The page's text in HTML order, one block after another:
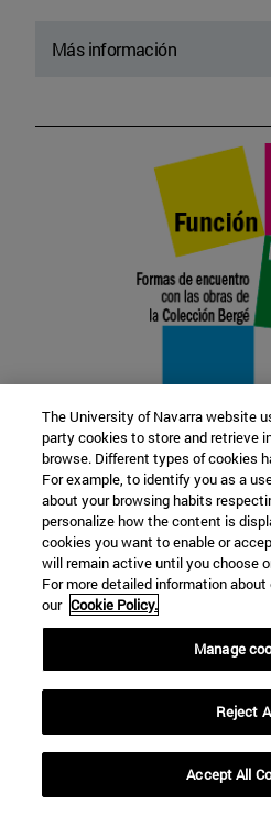
Más información
22 SEP
FUNCIÓN Y
Más información
The University of Navarra website
party cookies to store and retrieve
browse. Different types of cookies
For example, to identify you as a
about your browsing habits
personalize how the content is
cookies you want to enable or
will remain active until you choose
For more detailed information
our Cookie Policy.
Manage
Reject
Accept All